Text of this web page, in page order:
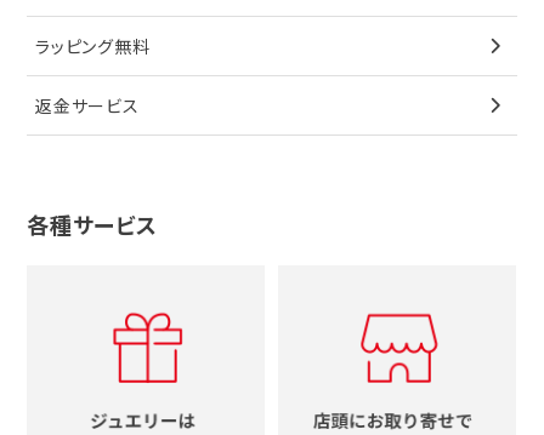
ブローチ
その他
ノーブランドジュエリーをすべて見る
ペンダントトップ
ブローチ
その他
ティファニー
ブルガリ
グッチ
シューズ
香水
シャネル
コーチ
タグホイヤー
カルティエ
セイコー
メンズ時計
時計をすべて見る
ウノアエレ
4℃
グッチ
ルイヴィトン
エルメス
リボン
花
十字架
イニシャル
ラッピング無料
返金サービス
各種サービス